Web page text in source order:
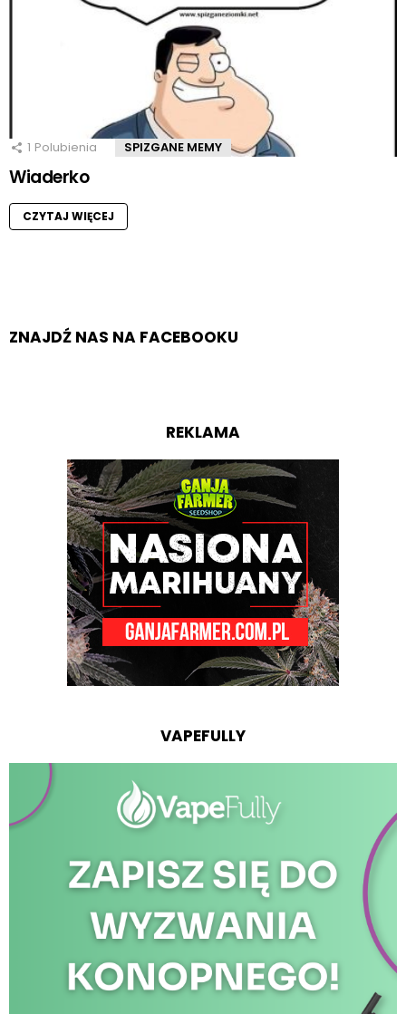
1 Polubienia SPIZGANE MEMY
Wiaderko
CZYTAJ WIĘCEJ
ZNAJDŹ NAS NA FACEBOOKU
REKLAMA
VAPEFULLY